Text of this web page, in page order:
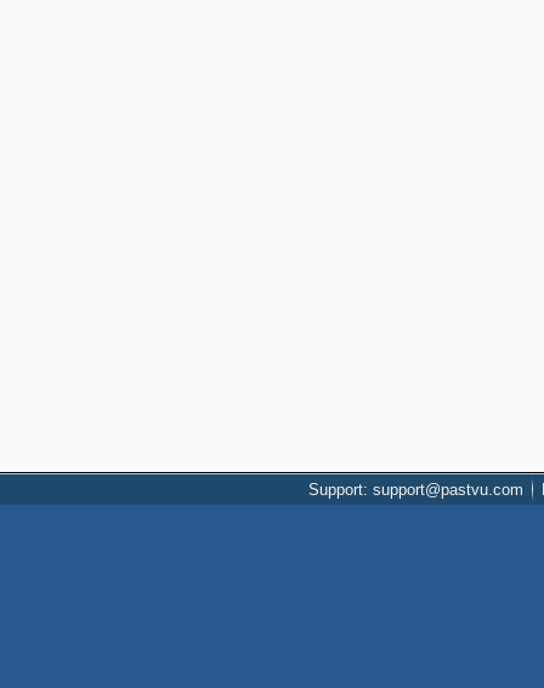
Support: support@pastvu.com